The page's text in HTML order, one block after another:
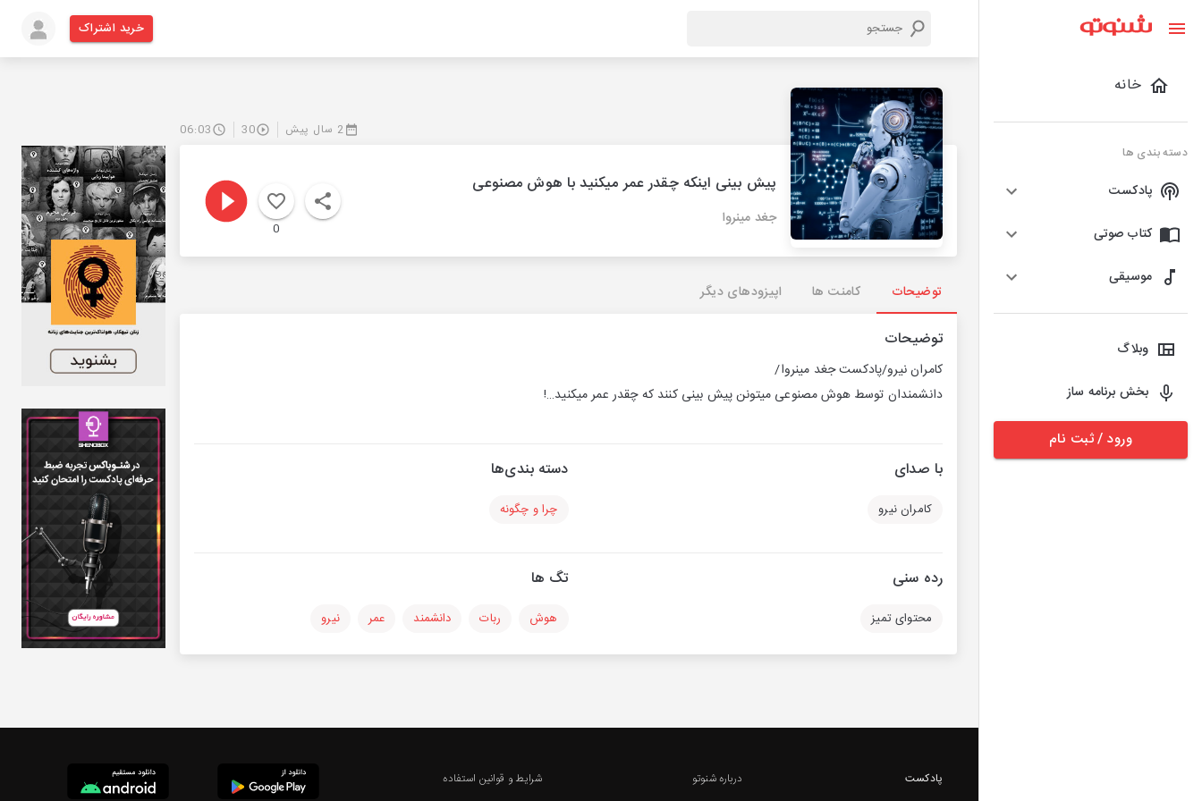
خانه
دسته بندی ها
پادکست
کتاب صوتی
موسیقی
وبلاگ
بخش برنامه ساز
ورود / ثبت نام
خرید اشتراک
2 سال پیش 30
06:03
پیش بینی اینکه چقدر عمر میکنید با هوش مصنوعی
جغد مینروا
0
توضیحات کامنت ها اپیزودهای دیگر
توضیحات
کامران نیرو/پادکست جغد مینروا/
دانشمندان توسط هوش مصنوعی میتونن پیش بینی کنند که چقدر عمر میکنید…!
با صدای
کامران نیرو
دسته بندی‌ها
چرا و چگونه
رده سنی
محتوای تمیز
تگ ها
هوش ربات دانشمند عمر نیرو
پادکست
درباره شنوتو
شرایط و قوانین استفاده